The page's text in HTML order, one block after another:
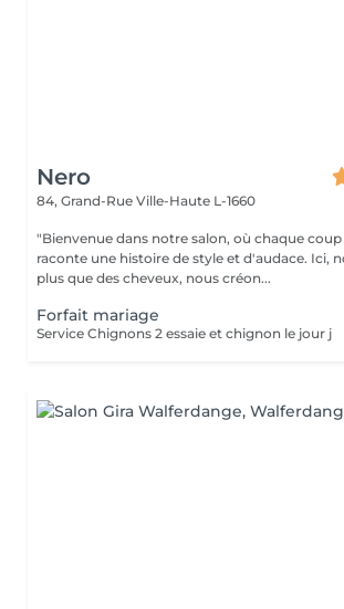
Nero
84, Grand-Rue Ville-Haute L-1660
"Bienvenue dans notre salon, où chaque coup
raconte une histoire de style et d'audace. Ici,
plus que des cheveux, nous créon...
Forfait mariage
Service Chignons 2 essaie et chignon le jour j